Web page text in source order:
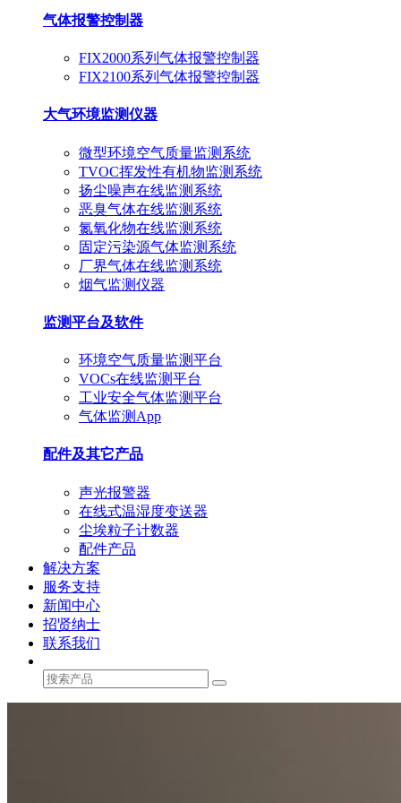
气体报警控制器
FIX2000系列气体报警控制器
FIX2100系列气体报警控制器
大气环境监测仪器
微型环境空气质量监测系统
TVOC挥发性有机物监测系统
扬尘噪声在线监测系统
恶臭气体在线监测系统
氮氧化物在线监测系统
固定污染源气体监测系统
厂界气体在线监测系统
烟气监测仪器
监测平台及软件
环境空气质量监测平台
VOCs在线监测平台
工业安全气体监测平台
气体监测App
配件及其它产品
声光报警器
在线式温湿度变送器
尘埃粒子计数器
配件产品
解决方案
服务支持
新闻中心
招贤纳士
联系我们